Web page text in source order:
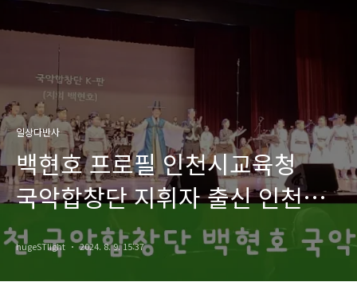
일상다반사
백현호 프로필 인천시교육청
국악합창단 지휘자 출신 인천
국악인 (무형문화재 포토 수상
작품활동)
hugeSTlight 2024. 8. 9. 15:37